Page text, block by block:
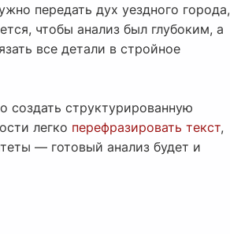
передать дух уездного города,
чтобы анализ был глубоким, а
все детали в стройное
создать структурированную
легко перефразировать текст,
— готовый анализ будет и